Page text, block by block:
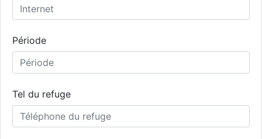
Période
Tel du refuge